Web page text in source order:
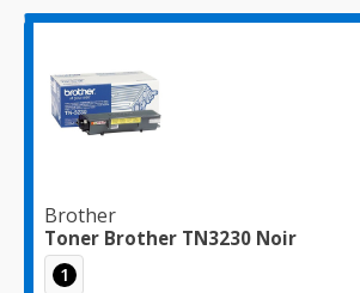
Brother
Toner Brother TN3230 Noir
1